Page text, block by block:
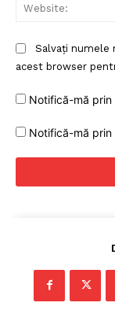
Salvați numele
acest browser
Notifică-mă prin
Notifică-mă prin